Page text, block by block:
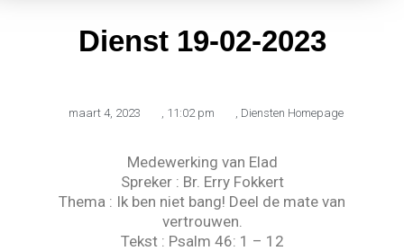
Dienst 19-02-2023
maart 4, 2023 11:02 pm Diensten Homepage
Medewerking van Elad
Spreker : Br. Erry Fokkert
Thema : Ik ben niet bang! Deel de mate van
vertrouwen.
Tekst : Psalm 46: 1 – 12